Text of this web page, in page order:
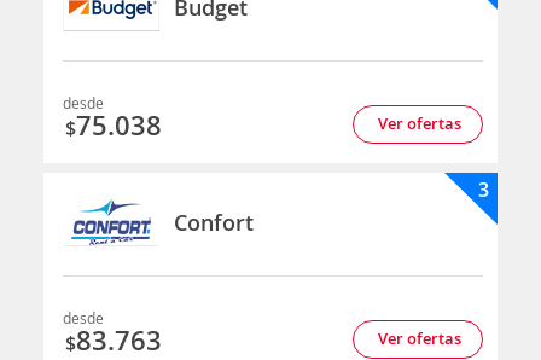
Budget
desde
$75.038 Ver ofertas
Confort
3
desde
$83.763 Ver ofertas